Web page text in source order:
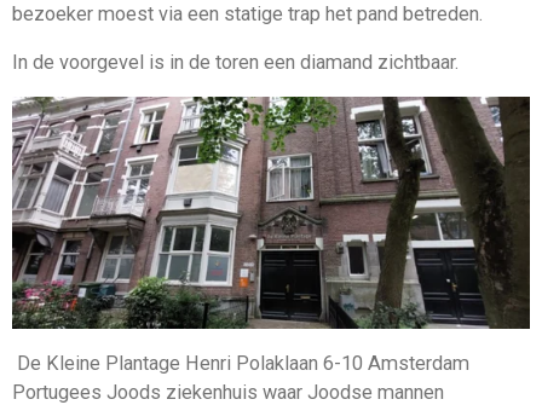
bezoeker moest via een statige trap het pand betreden.
In de voorgevel is in de toren een diamand zichtbaar.
De Kleine Plantage Henri Polaklaan 6-10 Amsterdam
Portugees Joods ziekenhuis waar Joodse mannen